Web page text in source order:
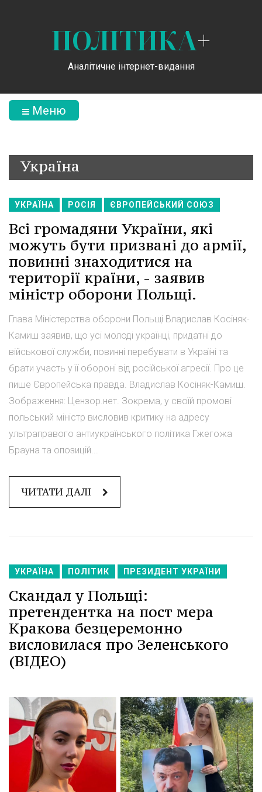
ПОЛІТИКА+
Аналітичне інтернет-видання
Меню
Україна
УКРАЇНА РОСІЯ ЄВРОПЕЙСЬКИЙ СОЮЗ
Всі громадяни України, які
можуть бути призвані до армії,
повинні знаходитися на
території країни, - заявив
міністр оборони Польщі.
Глава Міністерства оборони Польщі Владислав Косіняк-
Камиш заявив, що усі молоді українці, придатні до
військової служби, повинні перебувати в Україні та
брати участь у її обороні від російської агресії. Про це
пише Європейська правда. Владислав Косіняк-Камиш.
Зображення: Цензор.нет. Зокрема, у своїй промові
польський міністр висловив критику на адресу
ультраправого антиукраїнського політика Гжегожа
Брауна та опозицій...
ЧИТАТИ ДАЛІ
УКРАЇНА ПОЛІТИК ПРЕЗИДЕНТ УКРАЇНИ
Скандал у Польщі:
претендентка на пост мера
Кракова безцеремонно
висловилася про Зеленського
(ВІДЕО)